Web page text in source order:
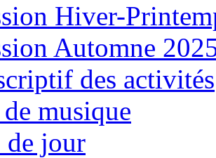
Hiver-
Automne
des activités
musique
de jour